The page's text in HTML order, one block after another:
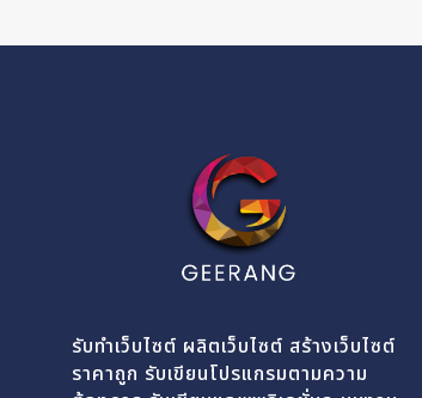
รับทำเว็บไซต์ ผลิตเว็บไซต์ สร้างเว็บไซต์
ราคาถูก รับเขียนโปรแกรมตามความ